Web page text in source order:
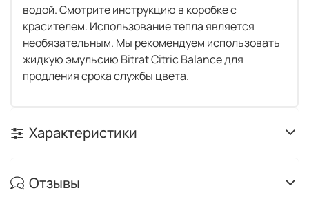
водой. Смотрите инструкцию в коробке с
красителем. Использование тепла является
необязательным. Мы рекомендуем использовать
жидкую эмульсию Bitrat Citric Balance для
продления срока службы цвета.
Характеристики
Отзывы